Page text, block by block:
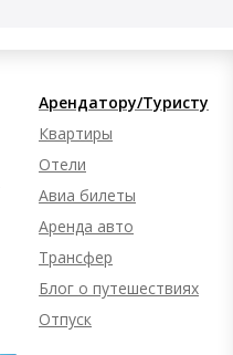
Арендатору/Туристу
Квартиры
Отели
Авиа билеты
Аренда авто
Трансфер
Блог о путешествиях
Отпуск